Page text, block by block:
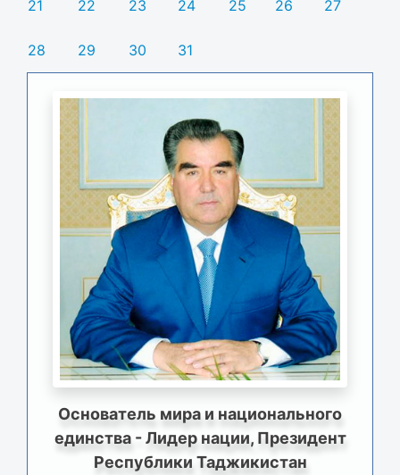
21 22 23 24 25 26 27
28 29 30 31
Основатель мира и национального
единства - Лидер нации, Президент
Республики Таджикистан